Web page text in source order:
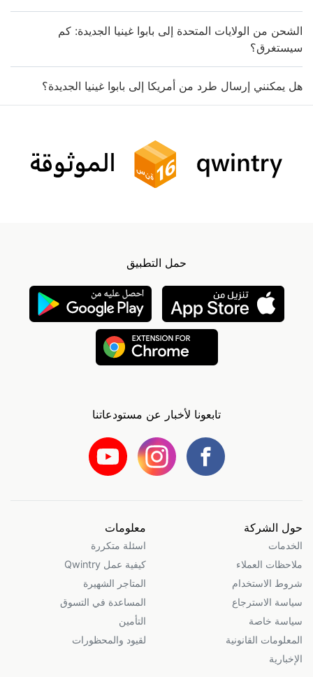
الشحن من الولايات المتحدة إلى بابوا غينيا الجديدة: كم
سيستغرق؟
هل يمكنني إرسال طرد من أمريكا إلى بابوا غينيا الجديدة؟
حمل التطبيق
تابعونا لأخبار عن مستودعاتنا
حول الشركة
الخدمات
ملاحظات العملاء
شروط الاستخدام
سياسة الاسترجاع
سياسة خاصة
المعلومات القانونية
الإخبارية
معلومات
اسئلة متكررة
كيفية عمل Qwintry
المتاجر الشهيرة
المساعدة في التسوق
التأمين
لقيود والمحظورات